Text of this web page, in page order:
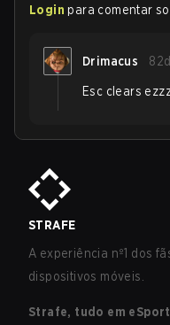
Login para comentar
Drimacus 82d
Esc clears
STRAFE
A experiência nº1 dos
dispositivos móveis.
Strafe, tudo em